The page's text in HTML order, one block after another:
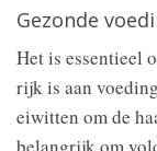
Gezonde
Het is essentieel
rijk is aan
eiwitten om de